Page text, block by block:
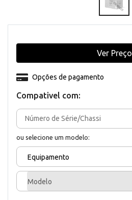
Compativel com:
ou selecione um modelo:
Equipamento
Modelo
Opções de pagamento
Ver Preço